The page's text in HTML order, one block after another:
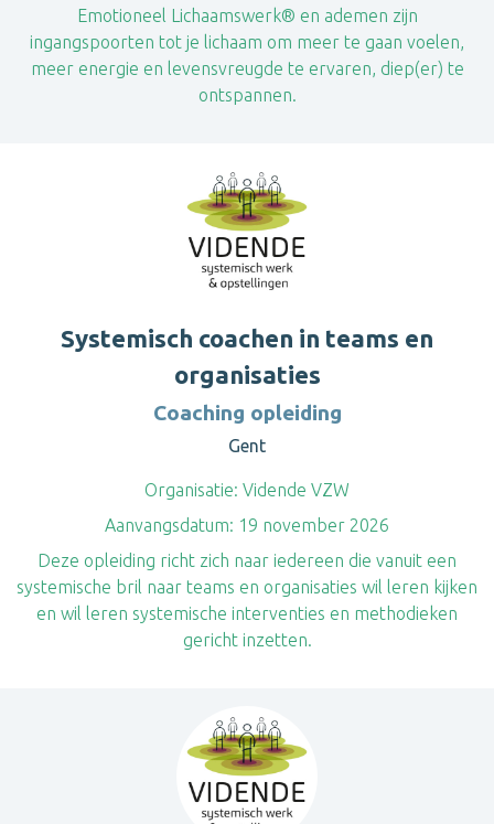
Emotioneel Lichaamswerk® en ademen zijn
ingangspoorten tot je lichaam om meer te gaan voelen,
meer energie en levensvreugde te ervaren, diep(er) te
ontspannen.
Systemisch coachen in teams en
organisaties
Coaching opleiding
Gent
Organisatie: Vidende VZW
Aanvangsdatum: 19 november 2026
Deze opleiding richt zich naar iedereen die vanuit een
systemische bril naar teams en organisaties wil leren kijken
en wil leren systemische interventies en methodieken
gericht inzetten.